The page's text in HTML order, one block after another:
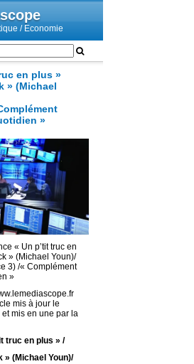
/ Economie
en plus »
» (Michael
»
« Un p’tit truc en
» (Michael Youn)/
3) /« Complément
»
mis à jour le
mis en une par la
truc en plus » /
» (Michael Youn)/